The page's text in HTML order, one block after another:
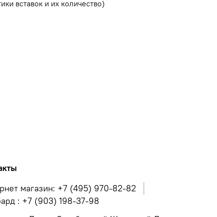
вставок и их количество)
магазин: +7 (495) 970-82-82
: +7 (903) 198-37-98